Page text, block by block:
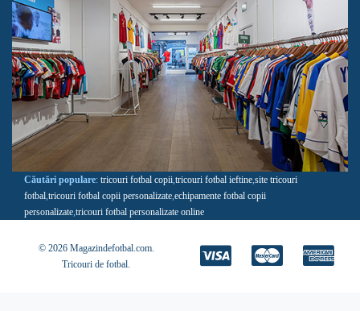
Căutări populare: tricouri fotbal copii tricouri fotbal ieftine site tricouri
fotbal tricouri fotbal copii personalizate echipamente fotbal copii
personalizate tricouri fotbal personalizate online
© 2026 Magazindefotbal.com.
Tricouri de fotbal